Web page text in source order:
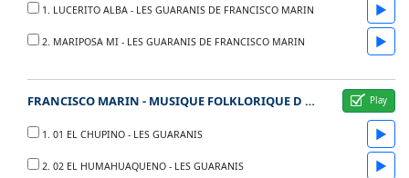
1. LUCERITO ALBA - LES GUARANIS DE FRANCISCO MARIN ▶
2. MARIPOSA MI - LES GUARANIS DE FRANCISCO MARIN ▶
FRANCISCO MARIN - MUSIQUE FOLKLORIQUE D AMERIQUE LATINE 1953 - LES 4 GUARANIS
1. 01 EL CHUPINO - LES GUARANIS ▶
2. 02 EL HUMAHUAQUENO - LES GUARANIS ▶